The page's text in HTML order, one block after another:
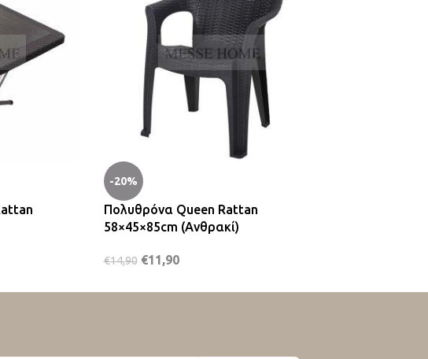
-20%
Πολυθρόνα Queen Rattan
58×45×85cm (Ανθρακί)
€14,90 €11,90